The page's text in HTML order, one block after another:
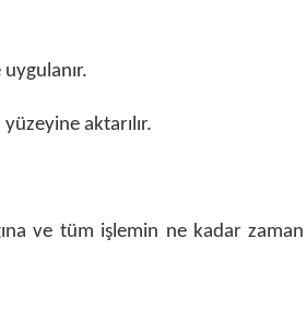
aktarılır.
ve tüm işlemin ne kadar zaman